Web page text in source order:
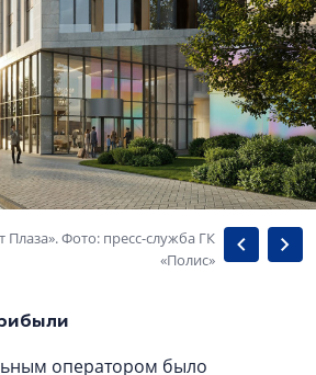
Фото: пресс-служба ГК
«Полис»
оператором было